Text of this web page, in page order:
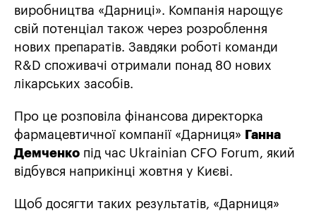
виробництва «Дарниці». Компанія нарощує
свій потенціал також через розроблення
нових препаратів. Завдяки роботі команди
R&D споживачі отримали понад 80 нових
лікарських засобів.
Про це розповіла фінансова директорка
фармацевтичної компанії «Дарниця»
Ганна
Демченко під час Ukrainian CFO Forum, який
відбувся наприкінці жовтня у Києві.
Щоб досягти таких результатів, «Дарниця»